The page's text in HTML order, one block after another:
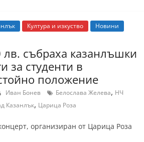
Култура и изкуство
Новини
лв. събраха казанлъшки
за студенти в
положение
Иван Бонев Белослава Желева, НЧ
Казанлък, Царица Роза
организиран от Царица Роза